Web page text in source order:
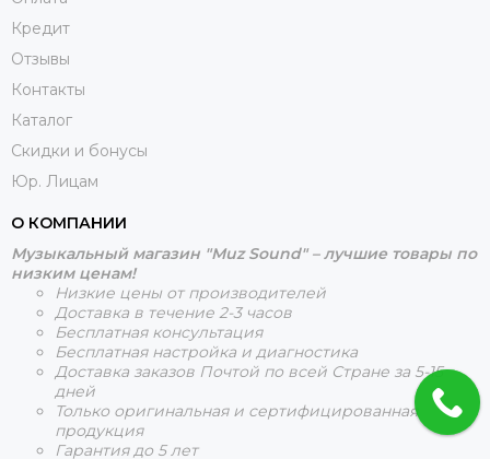
Кредит
Отзывы
Контакты
Каталог
Скидки и бонусы
Юр. Лицам
О КОМПАНИИ
Музыкальный магазин "Muz Sound" – лучшие товары по
низким ценам!
Низкие цены от производителей
Доставка в течение 2-3 часов
Бесплатная консультация
Бесплатная настройка и диагностика
Доставка заказов Почтой по всей Стране за 5-15
дней
Только оригинальная и сертифицированная
продукция
Гарантия до 5 лет